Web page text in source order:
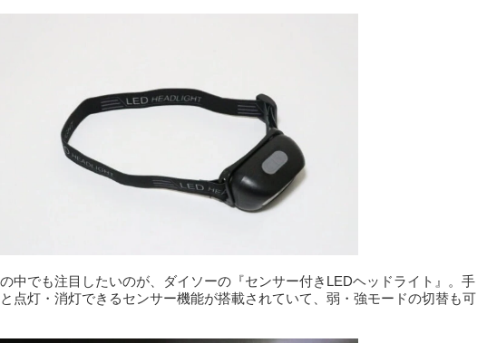
中でも注目したいのが、ダイソーの『センサー付きLEDヘッドライト』。手
点灯・消灯できるセンサー機能が搭載されていて、弱・強モードの切替も可